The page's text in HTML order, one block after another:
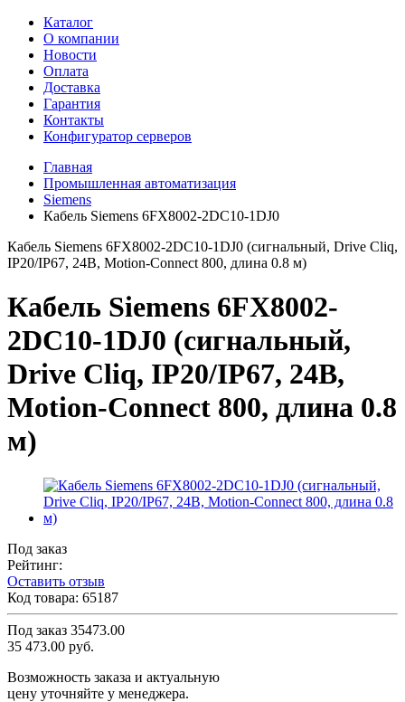
Каталог
О компании
Новости
Оплата
Доставка
Гарантия
Контакты
Конфигуратор серверов
Главная
Промышленная автоматизация
Siemens
Кабель Siemens 6FX8002-2DC10-1DJ0
Кабель Siemens 6FX8002-2DC10-1DJ0 (сигнальный, Drive Cliq,
IP20/IP67, 24В, Motion-Connect 800, длина 0.8 м)
Кабель Siemens 6FX8002-
2DC10-1DJ0 (сигнальный,
Drive Cliq, IP20/IP67, 24В,
Motion-Connect 800, длина 0.8
м)
Под заказ
Рейтинг:
Оставить отзыв
Код товара: 65187
Под заказ 35473.00
35 473.00 руб.
Возможность заказа и актуальную
цену уточняйте у менеджера.